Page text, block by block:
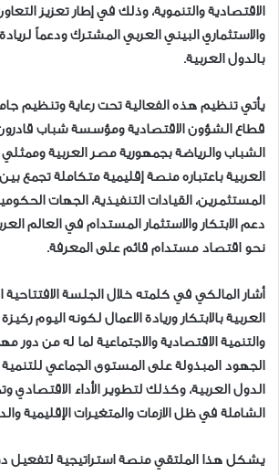
الاقتصادية والتنموية، وذلك في إطار تعزيز
والاستثماري البيني العربي المشترك ودعماً لريادة
بالدول العربية.
يأتي تنظيم هذه الفعالية تحت رعاية وتنظيم
قطاع الشؤون الاقتصادية ومؤسسة شباب قادرون
الشباب والرياضة بجمهورية مصر العربية
العربية باعتباره منصة إقليمية متكاملة تجمع بين
المستثمرين، القيادات التنفيذية، الجهات
دعم الابتكار والاستثمار المستدام في العالم
نحو اقتصاد مستدام قائم على المعرفة.
أشار المالكي في كلمته خلال الجلسة الافتتاحية
العربية بالابتكار وريادة الاعمال لكونه اليوم
والتنمية الاقتصادية والاجتماعية لما له من
الجهود المبذولة على المستوى الجماعي
الدول العربية، وكذلك لتطوير الأداء الاقتصادي
الشاملة في ظل الازمات والمتغيرات الإقليمية
يشكل هذا الملتقي منصة استراتيجية لتفعيل